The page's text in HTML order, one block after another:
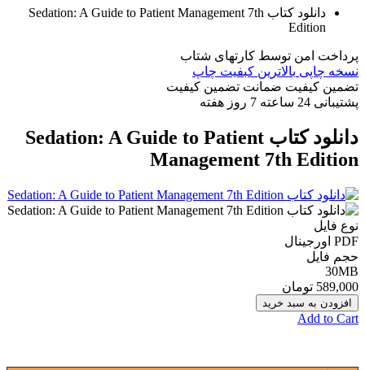
دانلود كتاب Sedation: A Guide to Patient Management 7th
Edition
پرداخت امن توسط کارتهای شتاب
نسخه چاپی بالاترین کبفیت چاپ
تضمین کیفیت ضمانت تضمین کیفیت
پشتیبانی 24 ساعته 7 روز هفته
دانلود كتاب Sedation: A Guide to Patient
Management 7th Edition
نوع فایل
PDF اورجينال
حجم فایل
30MB
589,000 تومان
افزودن به سبد خرید
Add to Cart